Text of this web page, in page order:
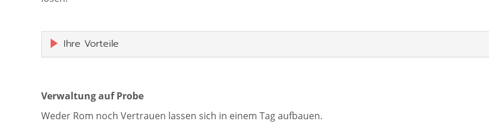
Ihre Vorteile
Verwaltung auf Probe
Weder Rom noch Vertrauen lassen sich in einem Tag aufbauen.